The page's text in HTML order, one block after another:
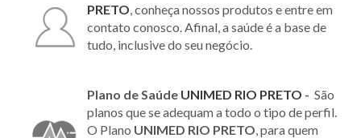
PRETO, conheça nossos produtos e entre em
contato conosco. Afinal, a saúde é a base de
tudo, inclusive do seu negócio.
Plano de Saúde UNIMED RIO PRETO - São
planos que se adequam a todo o tipo de perfil.
O Plano UNIMED RIO PRETO, para quem